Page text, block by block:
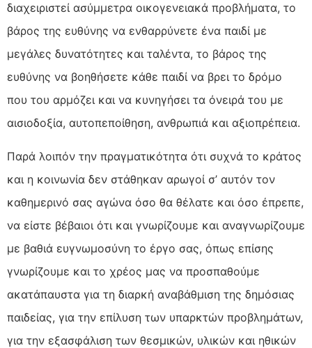
διαχειριστεί ασύμμετρα οικογενειακά προβλήματα, το
βάρος της ευθύνης να ενθαρρύνετε ένα παιδί με
μεγάλες δυνατότητες και ταλέντα, το βάρος της
ευθύνης να βοηθήσετε κάθε παιδί να βρει το δρόμο
που του αρμόζει και να κυνηγήσει τα όνειρά του με
αισιοδοξία, αυτοπεποίθηση, ανθρωπιά και αξιοπρέπεια.
Παρά λοιπόν την πραγματικότητα ότι συχνά το κράτος
και η κοινωνία δεν στάθηκαν αρωγοί σ’ αυτόν τον
καθημερινό σας αγώνα όσο θα θέλατε και όσο έπρεπε,
να είστε βέβαιοι ότι και γνωρίζουμε και αναγνωρίζουμε
με βαθιά ευγνωμοσύνη το έργο σας, όπως επίσης
γνωρίζουμε και το χρέος μας να προσπαθούμε
ακατάπαυστα για τη διαρκή αναβάθμιση της δημόσιας
παιδείας, για την επίλυση των υπαρκτών προβλημάτων,
για την εξασφάλιση των θεσμικών, υλικών και ηθικών